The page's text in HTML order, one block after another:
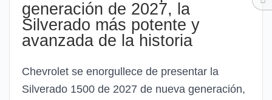
generación de 2027, la
Silverado más potente y
avanzada de la historia
Chevrolet se enorgullece de presentar la
Silverado 1500 de 2027 de nueva generación,